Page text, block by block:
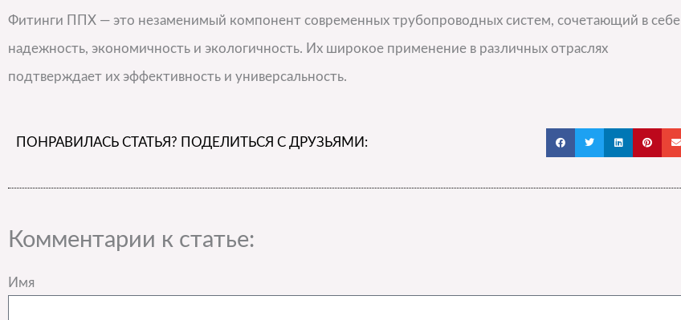
Фитинги ППХ — это незаменимый компонент современных трубопроводных систем, сочетающий в себе
надежность, экономичность и экологичность. Их широкое применение в различных отраслях
подтверждает их эффективность и универсальность.
ПОНРАВИЛАСЬ СТАТЬЯ? ПОДЕЛИТЬСЯ С ДРУЗЬЯМИ:
Комментарии к статье:
Имя